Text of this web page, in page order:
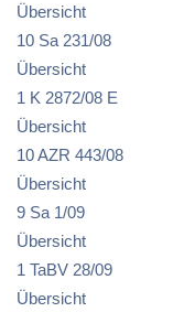
Übersicht
10 Sa 231/08
Übersicht
1 K 2872/08 E
Übersicht
10 AZR 443/08
Übersicht
9 Sa 1/09
Übersicht
1 TaBV 28/09
Übersicht